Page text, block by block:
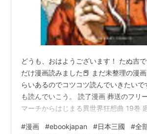
どうも、おはようございます！ たぬ吉
だけ漫画読みました📕 まだ未整理の漫
らいあるのでコツコツ読んでいきたいで
も読んでいこう。 読了漫画 葬送のフリ
マーチからはじまる異世界狂想曲 19巻
イチ 3～4巻 全部救ってやる 1～5巻 日
#漫画 #ebookjapan #日本三國 #全